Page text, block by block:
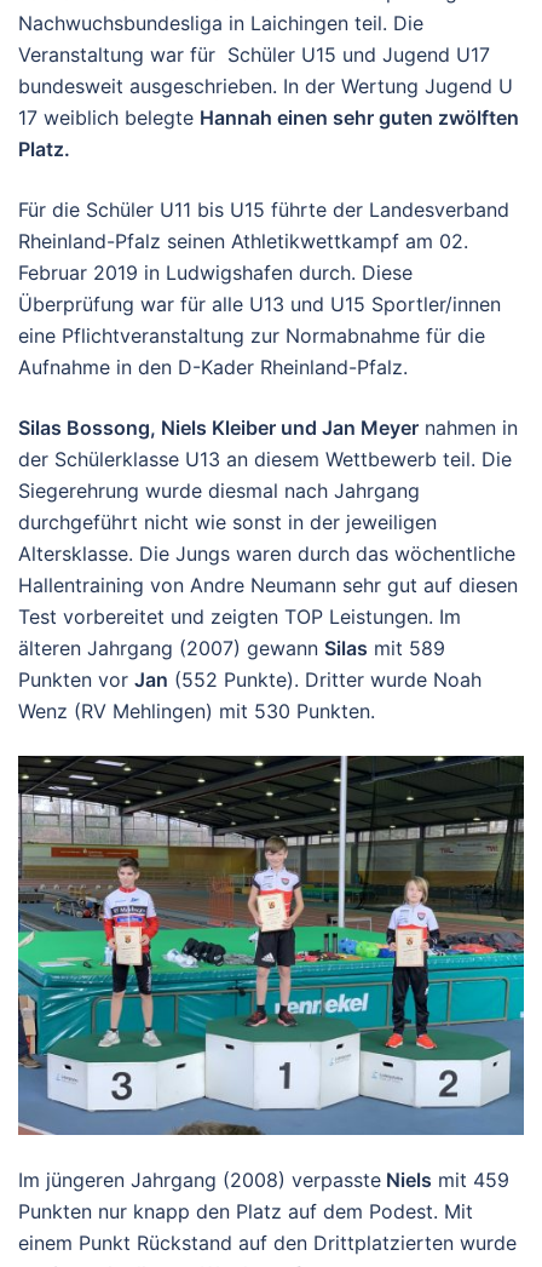
Nachwuchsbundesliga in Laichingen teil. Die
Veranstaltung war für Schüler U15 und Jugend U17
bundesweit ausgeschrieben. In der Wertung Jugend U
17 weiblich belegte Hannah einen sehr guten zwölften
Platz.
Für die Schüler U11 bis U15 führte der Landesverband
Rheinland-Pfalz seinen Athletikwettkampf am 02.
Februar 2019 in Ludwigshafen durch. Diese
Überprüfung war für alle U13 und U15 Sportler/innen
eine Pflichtveranstaltung zur Normabnahme für die
Aufnahme in den D-Kader Rheinland-Pfalz.
Silas Bossong, Niels Kleiber und Jan Meyer nahmen in
der Schülerklasse U13 an diesem Wettbewerb teil. Die
Siegerehrung wurde diesmal nach Jahrgang
durchgeführt nicht wie sonst in der jeweiligen
Altersklasse. Die Jungs waren durch das wöchentliche
Hallentraining von Andre Neumann sehr gut auf diesen
Test vorbereitet und zeigten TOP Leistungen. Im
älteren Jahrgang (2007) gewann Silas mit 589
Punkten vor Jan (552 Punkte). Dritter wurde Noah
Wenz (RV Mehlingen) mit 530 Punkten.
Im jüngeren Jahrgang (2008) verpasste Niels mit 459
Punkten nur knapp den Platz auf dem Podest. Mit
einem Punkt Rückstand auf den Drittplatzierten wurde